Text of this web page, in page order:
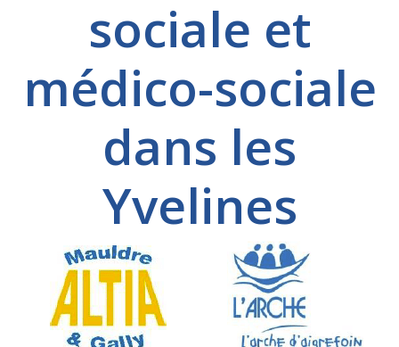
sociale et
médico-sociale
dans les
Yvelines